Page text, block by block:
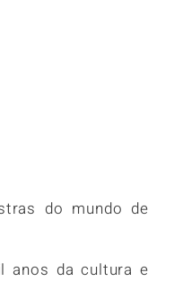
do mundo de
anos da cultura e